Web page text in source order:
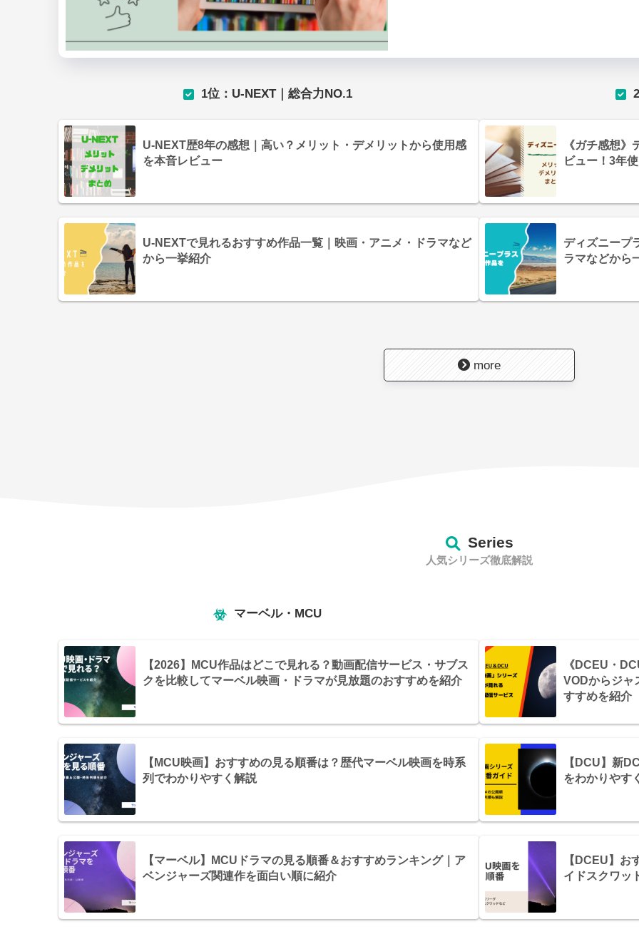
1位：U-NEXT｜総合力NO.1
U-NEXT歴8年の感想｜高い？メリット・デメリットから使用感
を本音レビュー
U-NEXTで見れるおすすめ作品一覧｜映画・アニメ・ドラマなど
から一挙紹介
《ガチ感想
ビュー！3年
ディズニープ
ラマなどから
more
Series
人気シリーズ徹底解説
マーベル・MCU
【2026】MCU作品はどこで見れる？動画配信サービス・サブス
クを比較してマーベル映画・ドラマが見放題のおすすめを紹介
【MCU映画】おすすめの見る順番は？歴代マーベル映画を時系
列でわかりやすく解説
【マーベル】MCUドラマの見る順番＆おすすめランキング｜ア
ベンジャーズ関連作を面白い順に紹介
《DCEU・
VODからジャ
すすめを紹介
【DCU】新
をわかりやす
【DCEU】お
イドスクワッ